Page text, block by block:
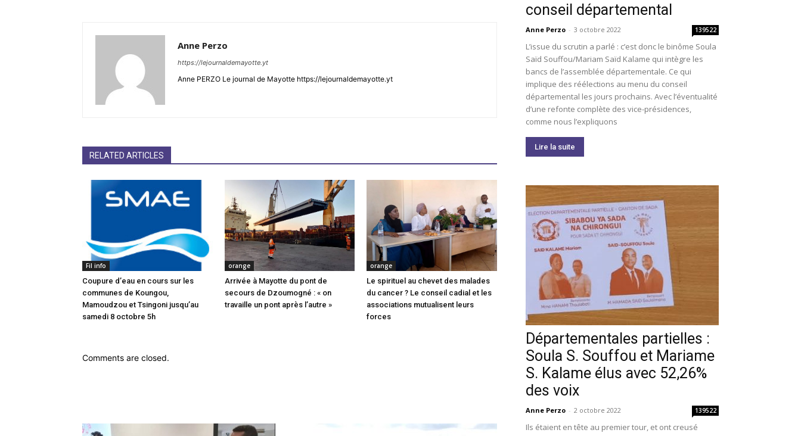
Anne Perzo
https://lejournaldemayotte.yt
Anne PERZO Le journal de Mayotte https://lejournaldemayotte.yt
RELATED ARTICLES
Fil info
Coupure d’eau en cours sur les
communes de Koungou,
Mamoudzou et Tsingoni jusqu’au
samedi 8 octobre 5h
orange
Arrivée à Mayotte du pont de
secours de Dzoumogné : « on
travaille un pont après l’autre »
orange
Le spirituel au chevet des malades
du cancer ? Le conseil cadial et les
associations mutualisent leurs
forces
Comments are closed.
conseil départemental
Anne Perzo - 3 octobre 2022 139522
L’issue du scrutin a parlé : c’est donc le binôme Soula
Saïd Souffou/Mariam Saïd Kalame qui intègre les
bancs de l’assemblée départementale. Ce qui
implique des réélections au menu du conseil
départemental les jours prochains. Avec l’éventualité
d’une refonte complète des vice-présidences,
comme nous l’expliquons
Lire la suite
Départementales partielles :
Soula S. Souffou et Mariame
S. Kalame élus avec 52,26%
des voix
Anne Perzo - 2 octobre 2022 139522
Ils étaient en tête au premier tour, et ont creusé